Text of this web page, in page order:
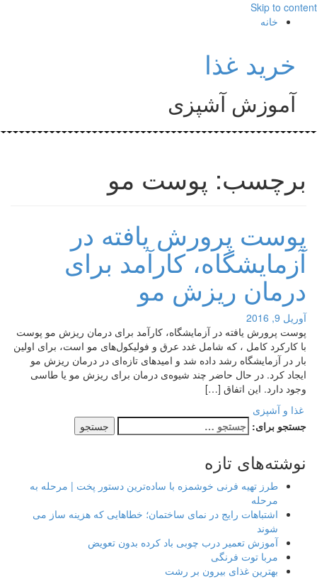
Skip to content
خانه
خرید غذا
آموزش آشپزی
برچسب: پوست مو
پوست پرورش یافته در
آزمایشگاه، کارآمد برای
درمان ریزش مو
آوریل 9, 2016
پوست پرورش یافته در آزمایشگاه، کارآمد برای درمان ریزش مو پوست
با کارکرد کامل ، که شامل غدد عرق و فولیکول‌های مو است، برای اولین
بار در آزمایشگاه رشد داده شد و امیدهای تازه‌ای در درمان ریزش مو
ایجاد کرد. در حال حاضر چند شیوه‌ی درمان برای ریزش مو یا طاسی
وجود دارد. این اتفاق […]
غذا و آشپزی
جستجو برای:
نوشته‌های تازه
طرز تهیه فرنی خوشمزه با ساده‌ترین دستور پخت | مرحله به
مرحله
اشتباهات رایج در نمای ساختمان؛ خطاهایی که هزینه ساز می
شوند
آموزش تعمیر درب چوبی باد کرده بدون تعویض
مربا توت فرنگی
بهترین غذای بیرون بر رشت